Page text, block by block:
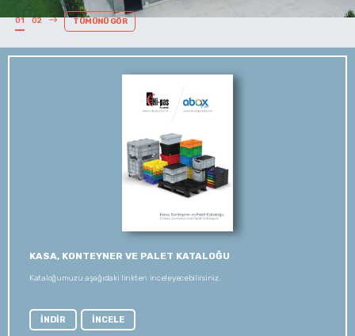
01 02 TÜMÜNÜ GÖR
KASA, KONTEYNER VE PALET KATALOĞU
Kataloğumuzu aşağıdaki linkten inceleyecebilirsiniz.
İNDİR İNCELE